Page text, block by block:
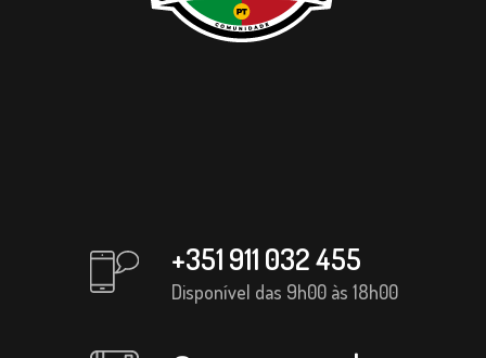
+351 911 032 455
Disponível das 9h00 às 18h00